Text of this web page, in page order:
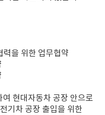
력을 위한 업무협약
현대자동차 공장 안으로
기차 공장 출입을 위한